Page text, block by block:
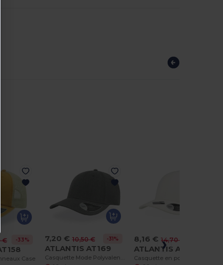
€ -33%
Case
7,20 € 10,50 € -31%
ATLANTIS AT169
8,16 € 14,70 €
ATLANTIS AT173